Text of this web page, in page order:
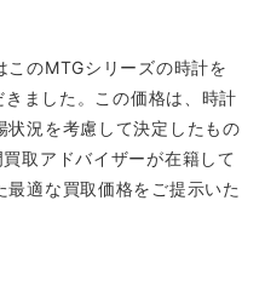
のMTGシリーズの時計を
ました。この価格は、時計
状況を考慮して決定したもの
取アドバイザーが在籍して
適な買取価格をご提示いた